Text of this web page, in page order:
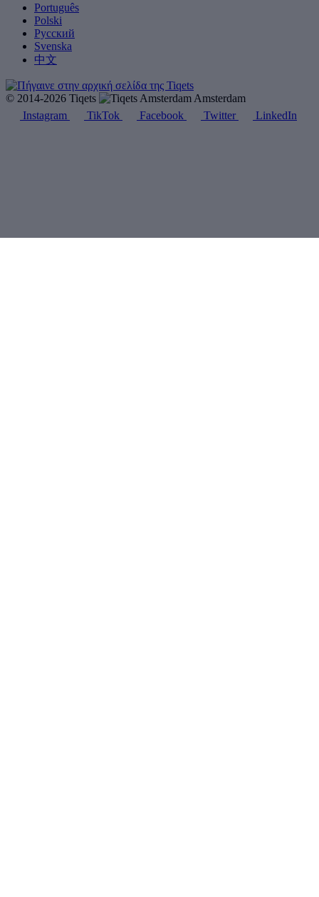
Português
Polski
Русский
Svenska
中文
© 2014-2026 Tiqets
Amsterdam
Instagram
TikTok Facebook Twitter LinkedIn